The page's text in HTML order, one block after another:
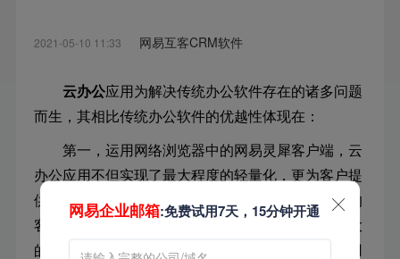
2021-05-10 11:33 网易互客CRM软件
云办公应用为解决传统办公软件存在的诸多问题
而生，其相比传统办公软件的优越性体现在：
第一，运用网络浏览器中的网易灵犀客户端，云
办公应用不但实现了最大程度的轻量化，更为客户提
供创新的付费选择。首先，用户不再需要安装臃肿的
客户端软件，只需打开网络浏览器便可轻松运行强大
的云办公应用。其次，利用网易灵犀
网易企业邮箱:免费试用7天，15分钟开通